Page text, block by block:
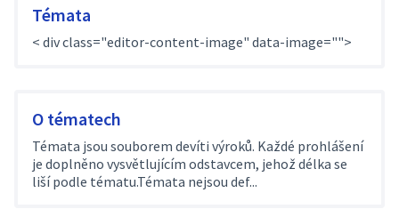
Témata
< div class="editor-content-image" data-image="">
O tématech
Témata jsou souborem devíti výroků. Každé prohlášení
je doplněno vysvětlujícím odstavcem, jehož délka se
liší podle tématu.Témata nejsou def...